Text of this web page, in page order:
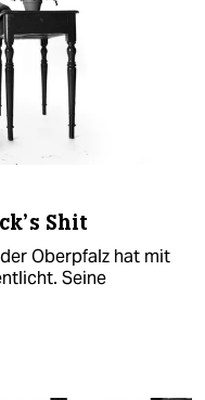
Shit
Oberpfalz hat mit
Seine